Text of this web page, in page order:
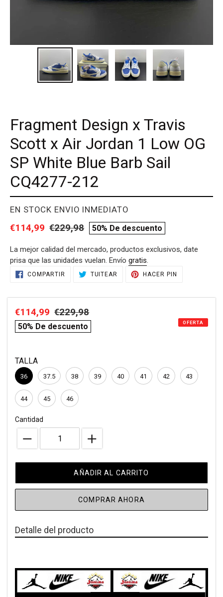
Fragment Design x Travis
Scott x Air Jordan 1 Low OG
SP White Blue Barb Sail
CQ4277-212
PROVEEDOR
EN STOCK ENVIO INMEDIATO
Precio
venta
€114,99 Precio
€229,98
compare
50% De descuento
La mejor calidad del mercado, productos exclusivos, date
prisa que las unidades vuelan. Envío gratis.
Agregando
tu
carrito
COMPARTIR COMPARTIRTUITEAR TUITEARHACER PIN
Precio
de
€114,99 Precio
habitual
€229,98
50% De descuento OFERTA
TALLA
36 37.5 38 39 40 41 42 43
44 45 46
Cantidad
AÑADIR AL CARRITO
COMPRAR AHORA
Detalle del producto